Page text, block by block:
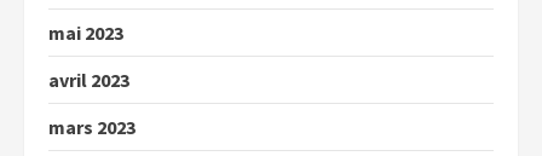
mai 2023
avril 2023
mars 2023